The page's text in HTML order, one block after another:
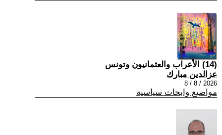
(14) الأعراب والعثمانيون وتونس
عزالدين مبارك
2026 / 8 / 8
مواضيع وابحاث سياسية